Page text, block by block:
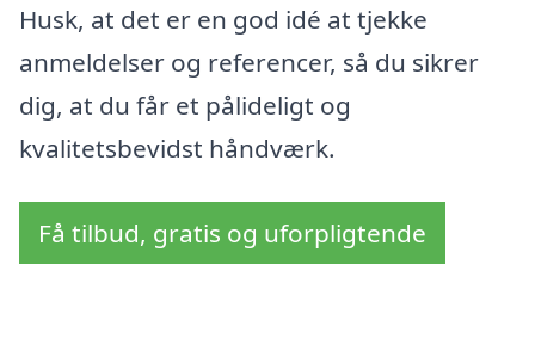
Husk, at det er en god idé at tjekke
anmeldelser og referencer, så du sikrer
dig, at du får et pålideligt og
kvalitetsbevidst håndværk.
Få tilbud, gratis og uforpligtende